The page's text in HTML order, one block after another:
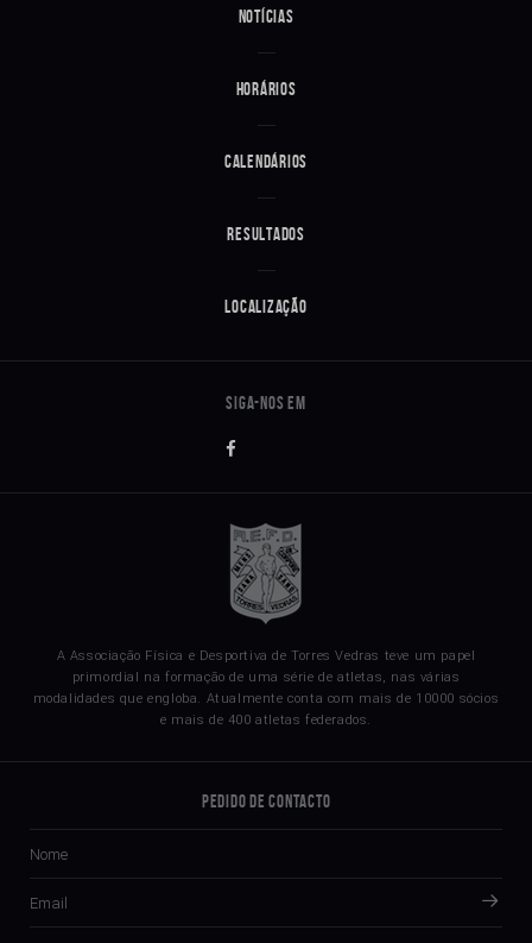
Notícias
Horários
Calendários
Resultados
Localização
A Associação Física e Desportiva de Torres Vedras teve um papel
primordial na formação de uma série de atletas, nas várias
modalidades que engloba. Atualmente conta com mais de 10000 sócios
e mais de 400 atletas federados.
Pedido de Contacto